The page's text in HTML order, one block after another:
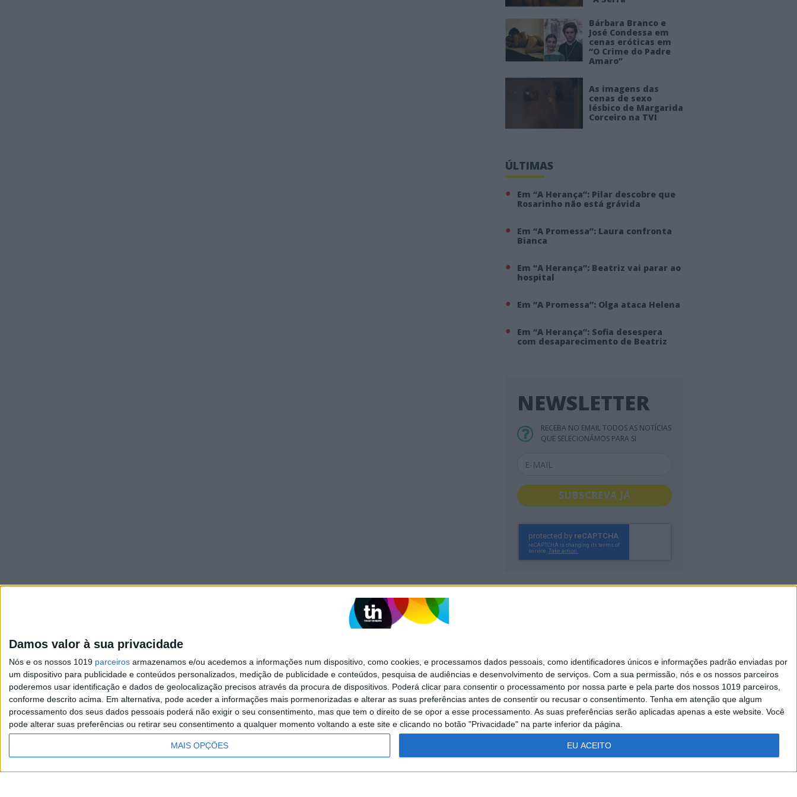
Damos valor à sua privacidade
Nós e os nossos 1019 parceiros armazenamos e/ou acedemos a informações num dispositivo, como cookies, e processamos dados pessoais, como identificadores únicos e informações padrão enviadas por
um dispositivo para publicidade e conteúdos personalizados, medição de publicidade e conteúdos, pesquisa de audiências e desenvolvimento de serviços. Com a sua permissão, nós e os nossos parceiros
poderemos usar identificação e dados de geolocalização precisos através da procura de dispositivos. Poderá clicar para consentir o processamento por nossa parte e pela parte dos nossos 1019 parceiros,
conforme descrito acima. Em alternativa, pode aceder a informações mais pormenorizadas e alterar as suas preferências antes de consentir ou recusar o consentimento. Tenha em atenção que algum
processamento dos seus dados pessoais poderá não exigir o seu consentimento, mas que tem o direito de se opor a esse processamento. As suas preferências serão aplicadas apenas a este website. Você
pode alterar suas preferências ou retirar seu consentimento a qualquer momento voltando a este site e clicando no botão "Privacidade" na parte inferior da página.
MAIS OPÇÕES EU ACEITO
Bárbara Branco e
José Condessa em
cenas eróticas em
“O Crime do Padre
Amaro”
As imagens das
cenas de sexo
lésbico de Margarida
Corceiro na TVI
ÚLTIMAS
Em “A Herança”: Pilar descobre que
Rosarinho não está grávida
Em “A Promessa”: Laura confronta
Bianca
Em “A Herança”: Beatriz vai parar ao
hospital
Em “A Promessa”: Olga ataca Helena
Em “A Herança”: Sofia desespera
com desaparecimento de Beatriz
NEWSLETTER
RECEBA NO EMAIL TODOS AS NOTÍCIAS
QUE SELECIONÁMOS PARA SI
SUBSCREVA JÁ
SITES DO GRUPO TRUST IN NEWS
Exame
Exame Informática Jornal de Letras
Visão Júnior
Visão Saúde
Visão + Visão Se7e A Nossa Prima
TERMOS E CONDIÇÕES DE